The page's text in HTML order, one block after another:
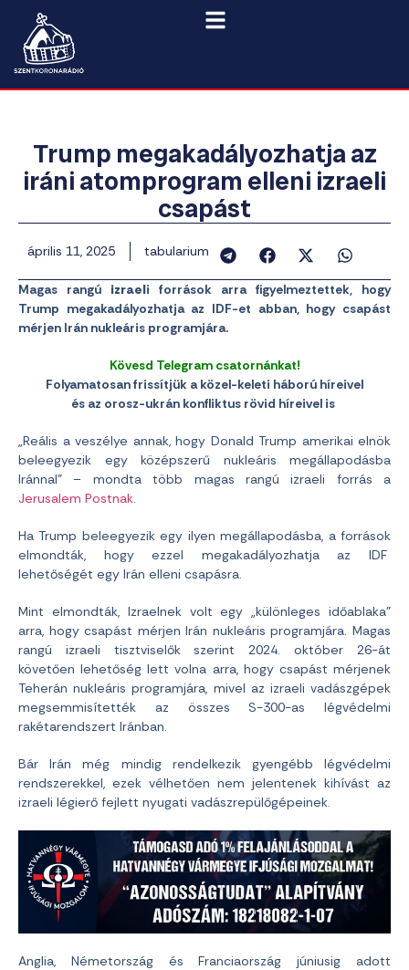
Trump megakadályozhatja az
iráni atomprogram elleni izraeli
csapást
április 11, 2025 tabularium
Magas rangú izraeli források arra figyelmeztettek, hogy
Trump megakadályozhatja az IDF-et abban, hogy csapást
mérjen Irán nukleáris programjára.
Kövesd Telegram csatornánkat!
Folyamatosan frissítjük a közel-keleti háború híreivel
és az orosz-ukrán konfliktus rövid híreivel is
„Reális a veszélye annak, hogy Donald Trump amerikai elnök
beleegyezik egy középszerű nukleáris megállapodásba
Iránnal” – mondta több magas rangú izraeli forrás a
Jerusalem Postnak.
Ha Trump beleegyezik egy ilyen megállapodásba, a források
elmondták, hogy ezzel megakadályozhatja az IDF
lehetőségét egy Irán elleni csapásra.
Mint elmondták, Izraelnek volt egy „különleges időablaka”
arra, hogy csapást mérjen Irán nukleáris programjára. Magas
rangú izraeli tisztviselők szerint 2024. október 26-át
követően lehetőség lett volna arra, hogy csapást mérjenek
Teherán nukleáris programjára, mivel az izraeli vadászgépek
megsemmisítették az összes S-300-as légvédelmi
rakétarendszert Iránban.
Bár Irán még mindig rendelkezik gyengébb légvédelmi
rendszerekkel, ezek vélhetően nem jelentenek kihívást az
izraeli légierő fejlett nyugati vadászrepülőgépeinek.
Anglia, Németország és Franciaország júniusig adott